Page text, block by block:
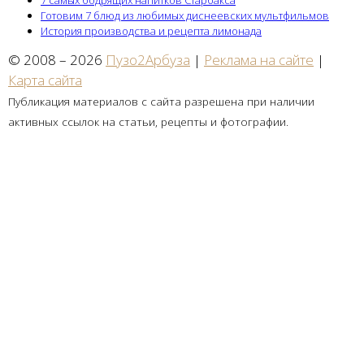
Готовим 7 блюд из любимых диснеевских мультфильмов
История производства и рецепта лимонада
© 2008 – 2026 Пузо2Арбуза | Реклама на сайте |
Карта сайта
Публикация материалов с сайта разрешена при наличии
активных ссылок на статьи, рецепты и фотографии.